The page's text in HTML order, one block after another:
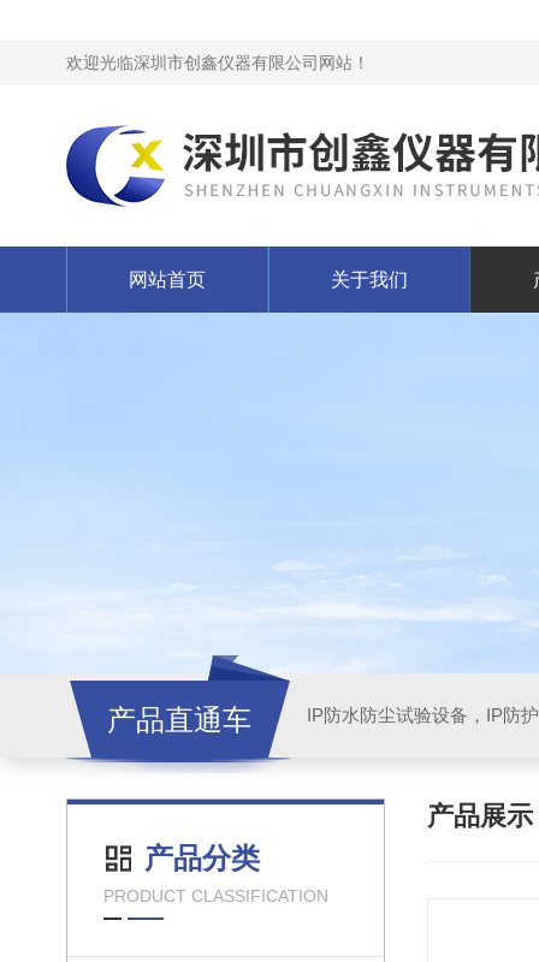
欢迎光临深圳市创鑫仪器有限公司网站！
网站首页 关于我们
产品直通车
产品分类
PRODUCT CLASSIFICATION
产品展示